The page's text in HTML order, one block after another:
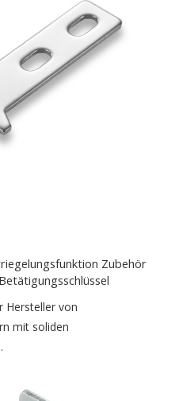
Zubehör
Hersteller von
mit soliden